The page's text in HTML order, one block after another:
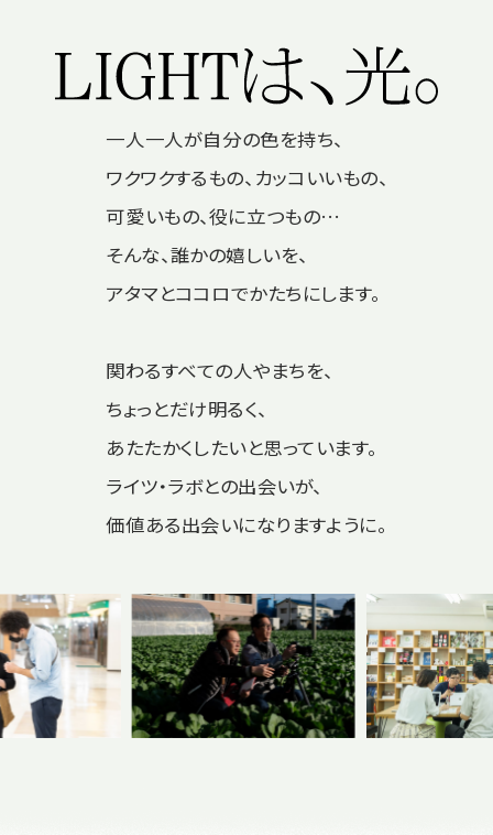
一人一人が自分の色を持ち、
ワクワクするもの、カッコいいもの、
可愛いもの、役に立つもの…
そんな、誰かの嬉しいを、
アタマとココロでかたちにします。
関わるすべての人やまちを、
ちょっとだけ明るく、
あたたかくしたいと思っています。
ライツ・ラボとの出会いが、
価値ある出会いになりますように。